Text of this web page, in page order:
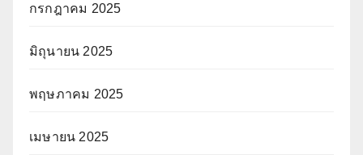
กรกฎาคม 2025
มิถุนายน 2025
พฤษภาคม 2025
เมษายน 2025